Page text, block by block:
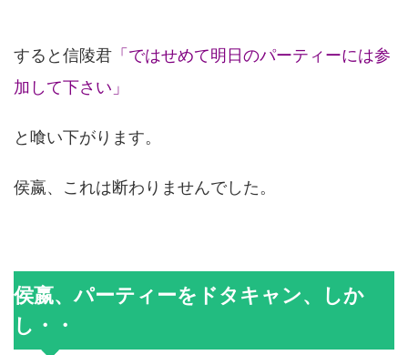
すると信陵君 「ではせめて明日のパーティーには参
加して下さい」
と喰い下がります。
侯嬴、これは断わりませんでした。
侯嬴、パーティーをドタキャン、しか
し・・